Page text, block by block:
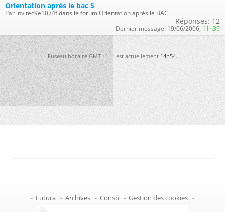
Orientation après le bac S
Par invitec9e1074f dans le forum Orientation après le BAC
Réponses: 12
Dernier message: 19/06/2006, 11h39
Fuseau horaire GMT +1. Il est actuellement14h54.
- Futura - Archives - Conso - Gestion des cookies -